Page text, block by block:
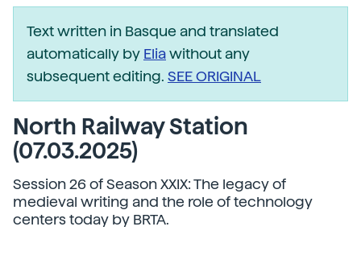
Text written in Basque and translated
automatically by Eliawithout any
subsequent editing. SEE ORIGINAL
North Railway Station
(07.03.2025)
Session 26 of Season XXIX: The legacy of
medieval writing and the role of technology
centers today by BRTA.